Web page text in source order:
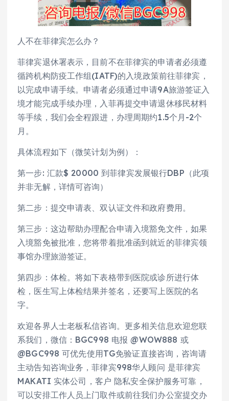
人不在菲律宾怎么办？
菲律宾退休署表示，目前不在菲律宾的申请者必须遵
循跨机构防疫工作组(IATF)的入境政策前往菲律宾，
以完成申请手续。申请者必须通过申请9A旅游签证入
境才能完成手续办理，入菲再提交申请退休移民材料
等手续，我们会全程跟进，办理周期约1.5个月-2个
月。
具体流程如下（微笑计划为例）：
第一步: 汇款$ 20000 到菲律宾发展银行DBP（此项
并非无解，详情可咨询）
第二步：提交申请表、双认证文件和政府费用。
第三步：这边帮助办理配合申请入境豁免文件，如果
入境豁免被批准，您将带着批准函到就近的菲律宾领
事馆办理旅游签证。
第四步：体检。将如下表格带到医院或诊所进行体
检，医生写上体检结果并签名，还要写上医院的名
字。
欢迎各界人士老板私信咨询。更多相关信息欢迎您联
系我们，微信：BGC998 电报 @WOW888 或
@BGC998 可优先使用TG免验证直接咨询，咨询请
主动告知咨询业务，菲律宾998华人顾问 是菲律宾
MAKATI 实体公司，客户 隐私安全保护服务可靠，
可以安排工作人员上门取件或前往我们办公室提交办